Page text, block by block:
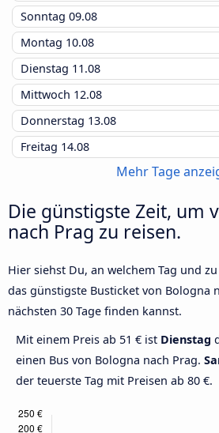
Sonntag 09.08
Montag 10.08
Dienstag 11.08
Mittwoch 12.08
Donnerstag 13.08
Freitag 14.08
Mehr Tage
Die günstigste Zeit, um
nach Prag zu reisen.
Hier siehst Du, an welchem Tag und
das günstigste Busticket von Bologna
nächsten 30 Tage finden kannst.
Mit einem Preis ab 51 € ist Dienstag
einen Bus von Bologna nach Prag.
der teuerste Tag mit Preisen ab 80 €.